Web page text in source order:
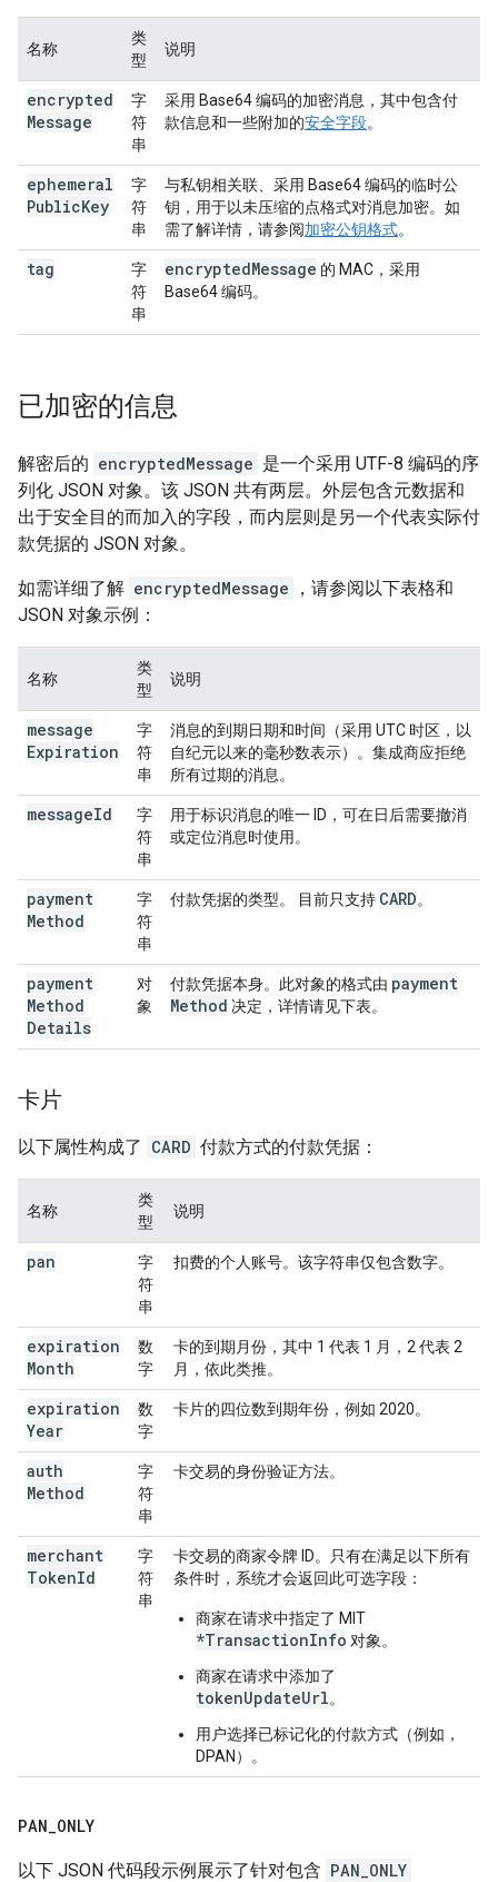
名称
类
型
说明
encrypted
Message
字
符
串
采用 Base64 编码的加密消息，其中包含付
款信息和一些附加的安全字段。
ephemeral
PublicKey
字
符
串
与私钥相关联、采用 Base64 编码的临时公
钥，用于以未压缩的点格式对消息加密。如
需了解详情，请参阅加密公钥格式。
tag
字
符
串
encryptedMessage 的 MAC，采用
Base64 编码。
已加密的信息
解密后的 encryptedMessage 是一个采用 UTF-8 编码的序
列化 JSON 对象。该 JSON 共有两层。外层包含元数据和
出于安全目的而加入的字段，而内层则是另一个代表实际付
款凭据的 JSON 对象。
如需详细了解 encryptedMessage
，请参阅以下表格和
JSON 对象示例：
名称
类
型
说明
message
Expiration
字
符
串
消息的到期日期和时间（采用 UTC 时区，以
自纪元以来的毫秒数表示）。集成商应拒绝
所有过期的消息。
messageId
字
符
串
用于标识消息的唯一 ID，可在日后需要撤消
或定位消息时使用。
payment
Method
字
符
串
付款凭据的类型。 目前只支持 CARD。
payment
Method
Details
对
象
付款凭据本身。此对象的格式由 payment
Method 决定，详情请见下表。
卡片
以下属性构成了 CARD 付款方式的付款凭据：
名称
类
型
说明
pan
字
符
串
扣费的个人账号。该字符串仅包含数字。
expiration
Month
数
字
卡的到期月份，其中 1 代表 1 月，2 代表 2
月，依此类推。
expiration
Year
数
字
卡片的四位数到期年份，例如 2020。
auth
Method
字
符
串
卡交易的身份验证方法。
merchant
TokenId
字
符
串
卡交易的商家令牌 ID。只有在满足以下所有
条件时，系统才会返回此可选字段：
商家在请求中指定了 MIT
*TransactionInfo 对象。
商家在请求中添加了
tokenUpdateUrl。
用户选择已标记化的付款方式（例如，
DPAN）。
PAN_ONLY
以下 JSON 代码段示例展示了针对包含 PAN_ONLY